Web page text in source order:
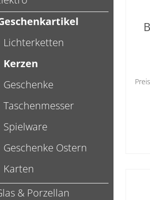
Lichterketten
Kerzen
Geschenke
Taschenmesser
Spielware
Geschenke Ostern
Karten
& Porzellan